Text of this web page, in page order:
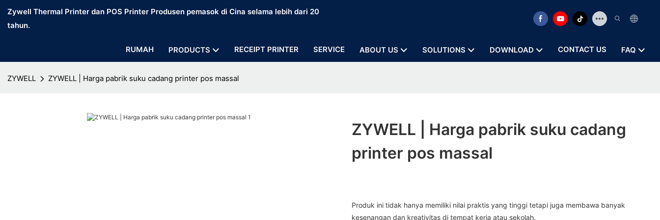
Zywell Thermal Printer dan POS Printer Produsen pemasok di Cina selama lebih dari 20
tahun.
RUMAH PRODUCTS RECEIPT PRINTER SERVICE ABOUT US SOLUTIONS DOWNLOAD CONTACT US FAQ
ZYWELL ZYWELL | Harga pabrik suku cadang printer pos massal
ZYWELL | Harga pabrik suku cadang
printer pos massal
Produk ini tidak hanya memiliki nilai praktis yang tinggi tetapi juga membawa banyak
kesenangan dan kreativitas di tempat kerja atau sekolah.